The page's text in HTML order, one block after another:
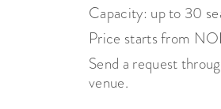
Capacity: up to 30
Price starts from
Send a request
venue.